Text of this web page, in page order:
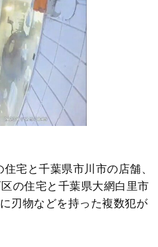
宅と千葉県市川市の店舗、
の住宅と千葉県大網白里市
刃物などを持った複数犯が